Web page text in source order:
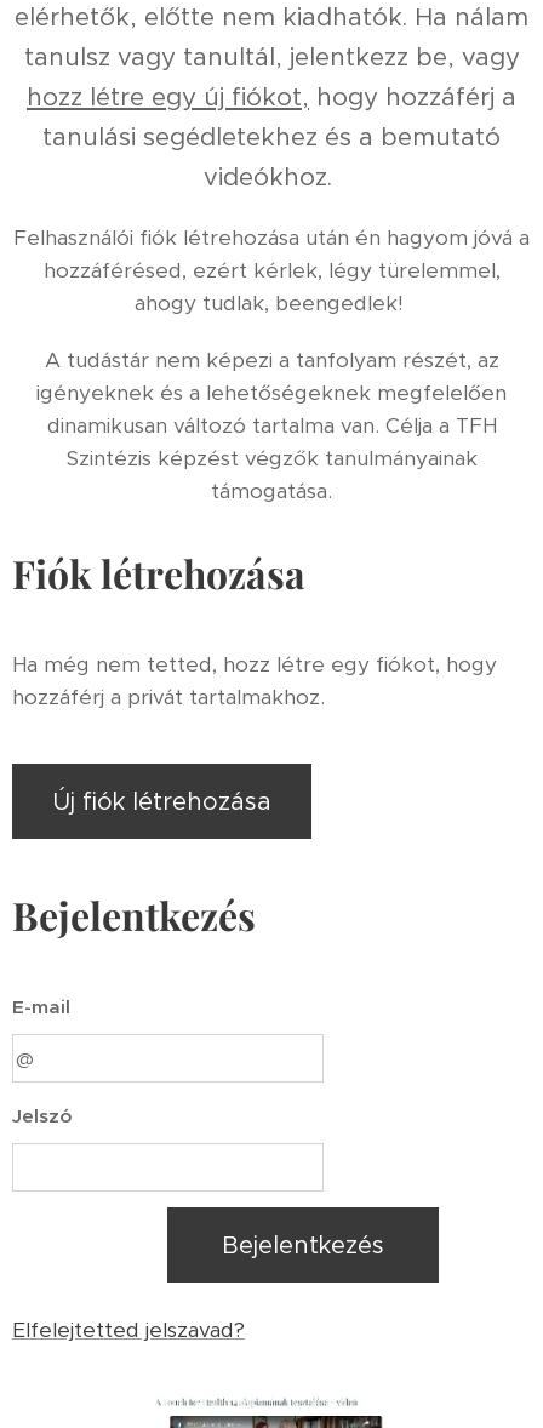
elérhetők, előtte nem kiadhatók. Ha nálam
tanulsz vagy tanultál, jelentkezz be, vagy
hozz létre egy új fiókot, hogy hozzáférj a
tanulási segédletekhez és a bemutató
videókhoz.
Felhasználói fiók létrehozása után én hagyom jóvá a
hozzáférésed, ezért kérlek, légy türelemmel,
ahogy tudlak, beengedlek!
A tudástár nem képezi a tanfolyam részét, az
igényeknek és a lehetőségeknek megfelelően
dinamikusan változó tartalma van. Célja a TFH
Szintézis képzést végzők tanulmányainak
támogatása.
Fiók létrehozása
Ha még nem tetted, hozz létre egy fiókot, hogy
hozzáférj a privát tartalmakhoz.
Új fiók létrehozása
Bejelentkezés
E-mail
Jelszó
Bejelentkezés
Elfelejtetted jelszavad?